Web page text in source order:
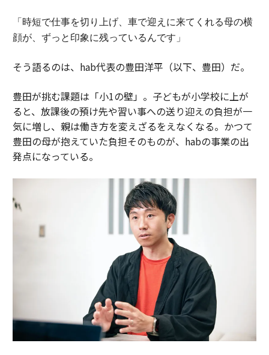
「時短で仕事を切り上げ、車で迎えに来てくれる母の横
顔が、ずっと印象に残っているんです」
そう語るのは、hab代表の豊田洋平（以下、豊田）だ。
豊田が挑む課題は「小1の壁」。子どもが小学校に上が
ると、放課後の預け先や習い事への送り迎えの負担が一
気に増し、親は働き方を変えざるをえなくなる。かつて
豊田の母が抱えていた負担そのものが、habの事業の出
発点になっている。